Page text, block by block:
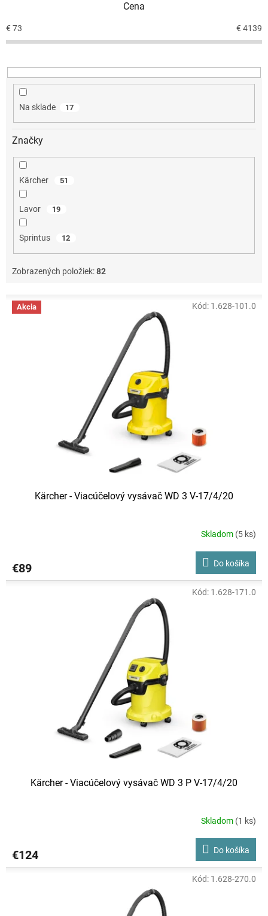
r
o
u
k
Cena
€ 73 € 4139
Na sklade 17
Značky
Kärcher 51
Lavor 19
Sprintus 12
Zobrazených položiek:82
V Akcia
Kärcher - Viacúčelový vysávač WD 3 V-17/4/20
je
4,7
Skladom (5 ks)
€89 Do košíka
Kód: 1.628-101.0
Kärcher - Viacúčelový vysávač WD 3 P V-17/4/20
Skladom (1 ks)
€124 Do košíka
Kód: 1.628-171.0
Kód: 1.628-270.0